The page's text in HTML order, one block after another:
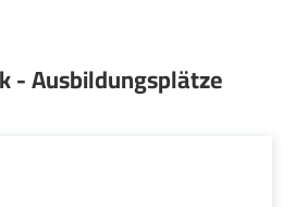
- Ausbildungsplätze